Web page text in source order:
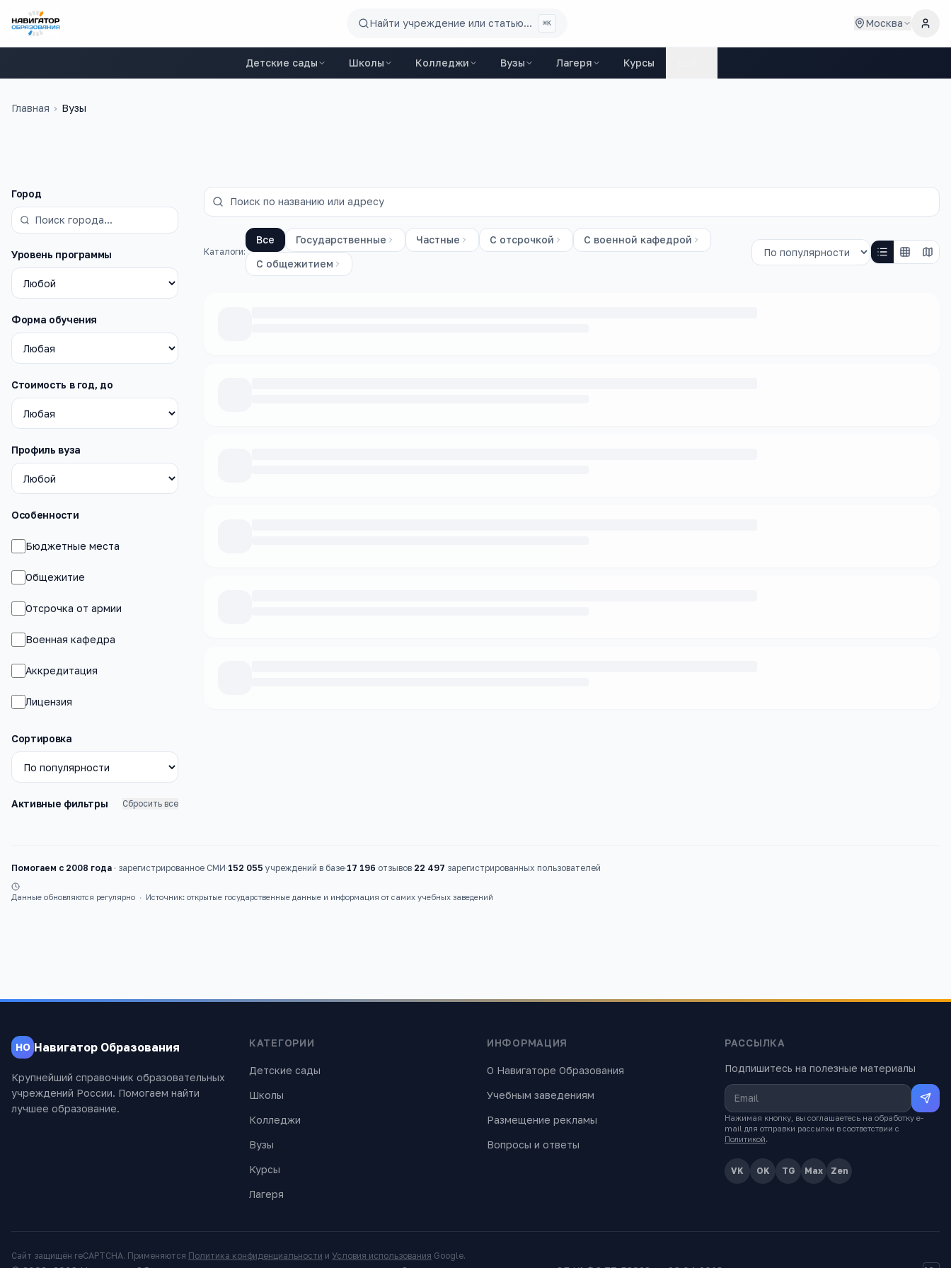
Найти учреждение или статью... ⌘K Москва
Детские сады Школы Колледжи Вузы Лагеря Курсы
Главная › Вузы
Фильтры
Город
Уровень программы
Форма обучения
Стоимость в год, до
Профиль вуза
Особенности
Бюджетные места
Общежитие
Отсрочка от армии
Военная кафедра
Аккредитация
Лицензия
Сортировка
Активные фильтры Сбросить все
Каталоги:
Все Государственные Частные С отсрочкой
С военной кафедрой
С общежитием
Помогаем с 2008 года · зарегистрированное СМИ·152 055 учреждений в базе·17 196 отзывов·22 497 зарегистрированных пользователей
Данные обновляются регулярно · Источник: открытые государственные данные и информация от самих учебных заведений
НО Навигатор Образования
Крупнейший справочник образовательных
учреждений России. Помогаем найти
лучшее образование.
КАТЕГОРИИ
Детские сады
Школы
Колледжи
Вузы
Курсы
Лагеря
ИНФОРМАЦИЯ
О Навигаторе Образования
Учебным заведениям
Размещение рекламы
Вопросы и ответы
РАССЫЛКА
Подпишитесь на полезные материалы
Нажимая кнопку, вы соглашаетесь на обработку e-
mail для отправки рассылки в соответствии с
Политикой.
VK OK TG Max Zen
Сайт защищён reCAPTCHA. Применяются Политика конфиденциальности и Условия использования Google.